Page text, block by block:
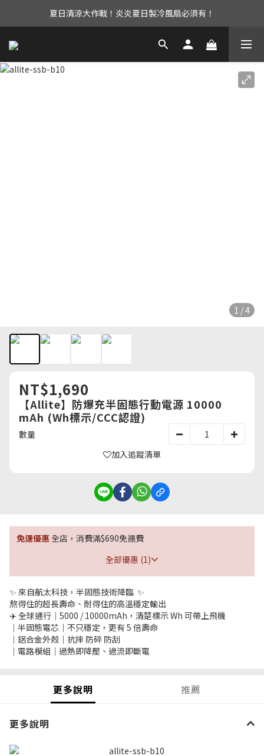
UAG iPhone17 全系列 88折優惠中！
夏日清涼大作戰！炎炎夏日製冷風扇必須有！
立即加入會員享有免運優惠！還有購物金可以領取唷！
1 / 4
NT$1,690
【Allite】防爆充半固態行動電源 10000
mAh (Wh標示/CCC認證)
數量
加入追蹤清單
免運優惠全店，消費滿$690免運費
全部優惠 (1)
✨ 來自航太科技，半固態技術降臨 ​ ✨
熬得住的超長壽命、耐得住的高溫穩定輸出
​✈️ 全球通行｜5000 / 10000mAh，清楚標示 Wh 可帶上飛機
｜半固態電芯｜不只穩定，更有 5 倍壽命
｜鋁合金外殼｜抗摔 防碎 防刮
｜電路模組｜過熱即降壓、過流即斷電
更多說明 推薦
更多說明